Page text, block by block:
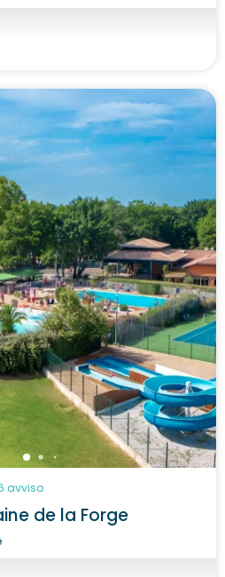
avviso
de la Forge